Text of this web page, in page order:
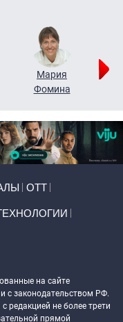
Мария
Фомина
ОТТ
на сайте
с законодательством РФ.
редакцией не более трети
прямой